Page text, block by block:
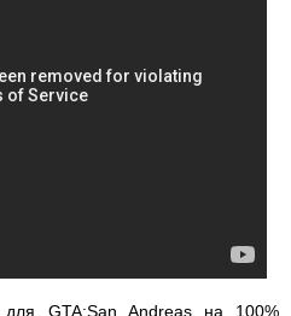
для GTA:San Andreas на 100%